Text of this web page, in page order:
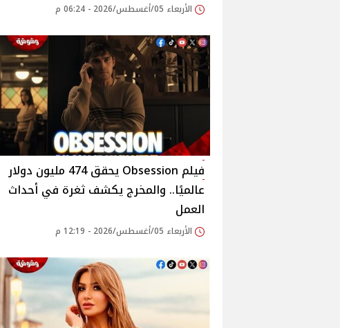
الأربعاء 05/أغسطس/2026 - 06:24 م
فيلم Obsession يحقق 474 مليون دولار
عالميًا.. والمخرج يكشف ثغرة في أحداث
العمل
الأربعاء 05/أغسطس/2026 - 12:19 م